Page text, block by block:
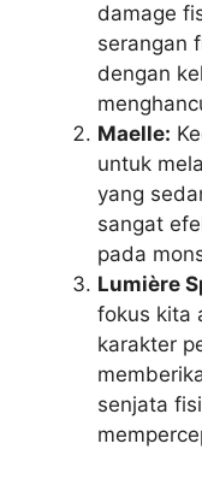
damage
serangan
dengan
Maelle:
untuk
yang
sangat
pada
Lumière
fokus kita
karakter
senjata